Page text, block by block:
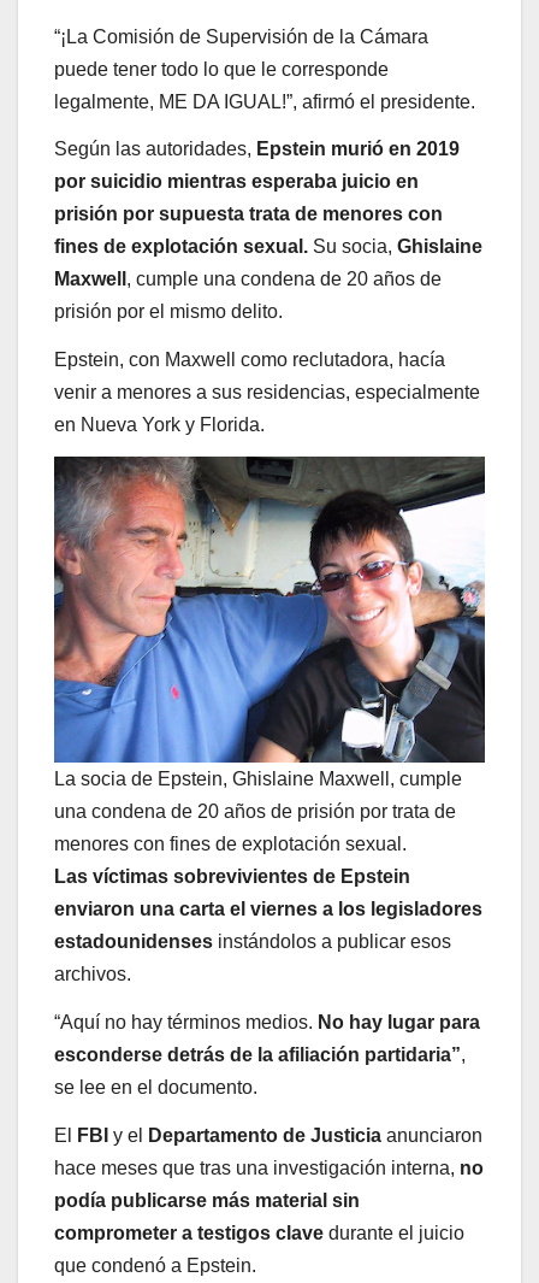
“¡La Comisión de Supervisión de la Cámara
puede tener todo lo que le corresponde
legalmente, ME DA IGUAL!”, afirmó el presidente.
Según las autoridades, Epstein murió en 2019
por suicidio mientras esperaba juicio en
prisión por supuesta trata de menores con
fines de explotación sexual. Su socia, Ghislaine
Maxwell , cumple una condena de 20 años de
prisión por el mismo delito.
Epstein, con Maxwell como reclutadora, hacía
venir a menores a sus residencias, especialmente
en Nueva York y Florida.
La socia de Epstein, Ghislaine Maxwell, cumple
una condena de 20 años de prisión por trata de
menores con fines de explotación sexual.
Las víctimas sobrevivientes de Epstein
enviaron una carta el viernes a los legisladores
estadounidenses instándolos a publicar esos
archivos.
“Aquí no hay términos medios. No hay lugar para
esconderse detrás de la afiliación partidaria”,
se lee en el documento.
El FBI y el Departamento de Justicia anunciaron
hace meses que tras una investigación interna, no
podía publicarse más material sin
comprometer a testigos clave durante el juicio
que condenó a Epstein.